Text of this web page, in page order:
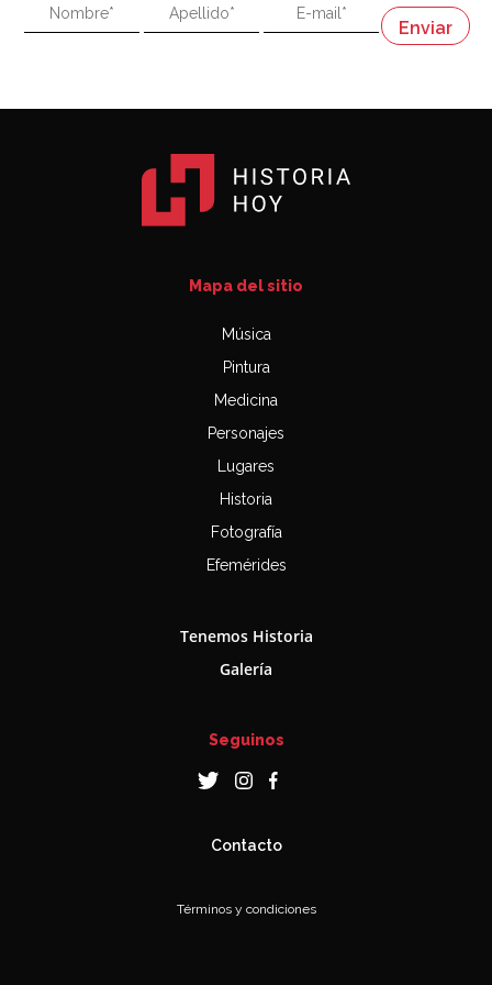
"En política, la estupidez no es una desventaja"
Napoleón
Mapa del sitio
Música
Pintura
Medicina
Personajes
Lugares
Historia
Fotografía
Efemérides
Tenemos Historia
Galería
Seguinos
Contacto
Términos y condiciones